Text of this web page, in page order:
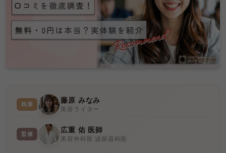
執筆 藤原 みなみ
美容ライター
監修 広重 佑 医師
美容外科医 泌尿器科医